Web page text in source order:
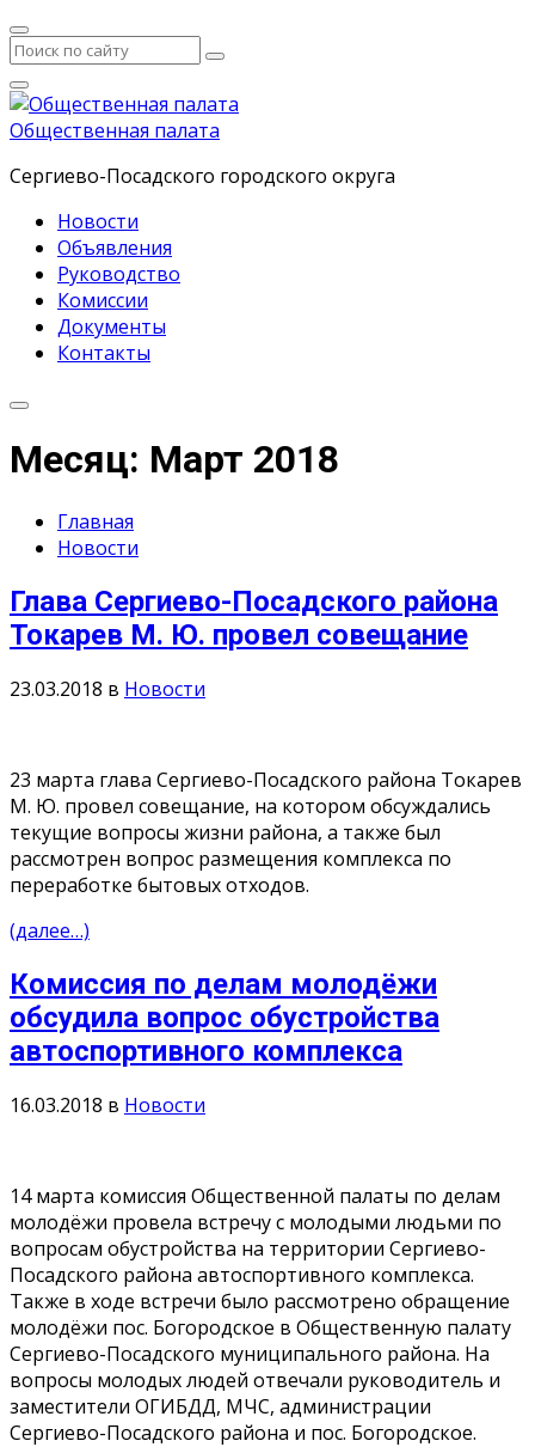
Общественная палата
Сергиево-Посадского городского округа
Новости
Объявления
Руководство
Комиссии
Документы
Контакты
Месяц: Март 2018
Главная
Новости
Глава Сергиево-Посадского района
Токарев М. Ю. провел совещание
23.03.2018 в Новости
23 марта глава Сергиево-Посадского района Токарев
М. Ю. провел совещание, на котором обсуждались
текущие вопросы жизни района, а также был
рассмотрен вопрос размещения комплекса по
переработке бытовых отходов.
(далее…)
Комиссия по делам молодёжи
обсудила вопрос обустройства
автоспортивного комплекса
16.03.2018 в Новости
14 марта комиссия Общественной палаты по делам
молодёжи провела встречу с молодыми людьми по
вопросам обустройства на территории Сергиево-
Посадского района автоспортивного комплекса.
Также в ходе встречи было рассмотрено обращение
молодёжи пос. Богородское в Общественную палату
Сергиево-Посадского муниципального района. На
вопросы молодых людей отвечали руководитель и
заместители ОГИБДД, МЧС, администрации
Сергиево-Посадского района и пос. Богородское.